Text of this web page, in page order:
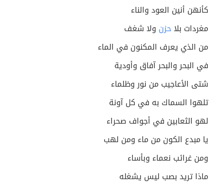
كأنهن أنين العود والناء
مغردات بلاحزن ولا شغف
من الذي يعرف المكنون في الماء
في البحر والبحر آفاق وأودية
شتى الأعاجيب من نور وظلماء
تلهوا السماك به في كل آونة
لهو الثعابين في أجواف صحراء
يا مبدع الكون من ماء ومن لهب
ومن غرائب نعماء وبأساء
ماذا تريد بصب ليس يشغله